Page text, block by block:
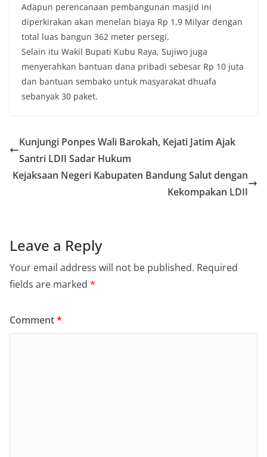
Adapun perencanaan pembangunan masjid ini
diperkirakan akan menelan biaya Rp 1,9 Milyar dengan
total luas bangun 362 meter persegi.
Selain itu Wakil Bupati Kubu Raya, Sujiwo juga
menyerahkan bantuan dana pribadi sebesar Rp 10 juta
dan bantuan sembako untuk masyarakat dhuafa
sebanyak 30 paket.
Kunjungi Ponpes Wali Barokah, Kejati Jatim Ajak
Santri LDII Sadar Hukum
Kejaksaan Negeri Kabupaten Bandung Salut dengan
Kekompakan LDII
Leave a Reply
Your email address will not be published. Required
fields are marked *
Comment*